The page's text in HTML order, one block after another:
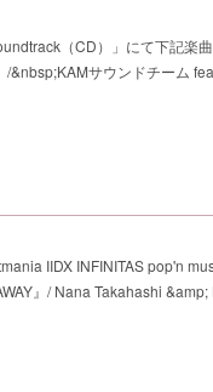
（CD）」にて下記楽
&nbsp;KAMサウンドチーム
IIDX INFINITAS pop'n
』/ Nana Takahashi